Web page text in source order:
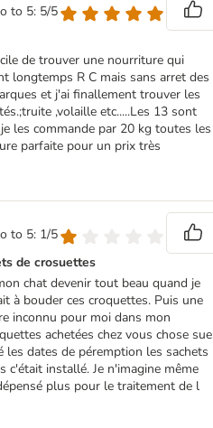
to 5: 5/5
de trouver une nourriture qui
longtemps R C mais sans arret des
et j'ai finallement trouver les
,volaille etc.....Les 13 sont
les commande par 20 kg toutes les
parfaite pour un prix très
to 5: 1/5
de crosuettes
chat devenir tout beau quand je
à bouder ces croquettes. Puis une
inconnu pour moi dans mon
achetées chez vous chose sue
les dates de péremption les sachets
c'était installé. Je n'imagine même
plus pour le traitement de l